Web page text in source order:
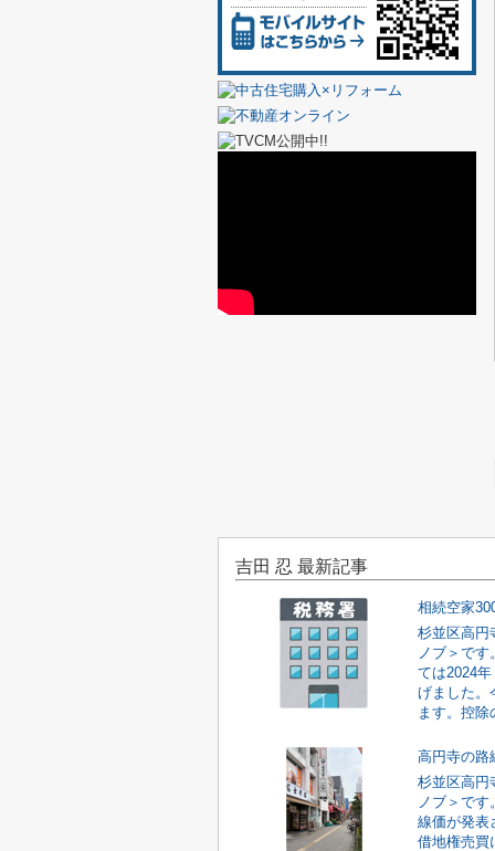
吉田 忍 最新記事
相続空家
杉並区高
ノブ＞です
ては2024
げました。
ます。控除
高円寺の路
杉並区高
ノブ＞です
線価が発表
借地権売買